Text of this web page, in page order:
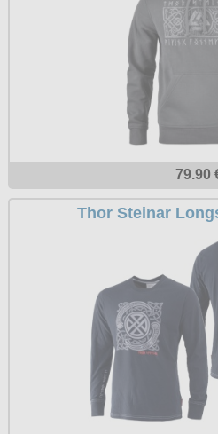
79.90
Thor Steinar